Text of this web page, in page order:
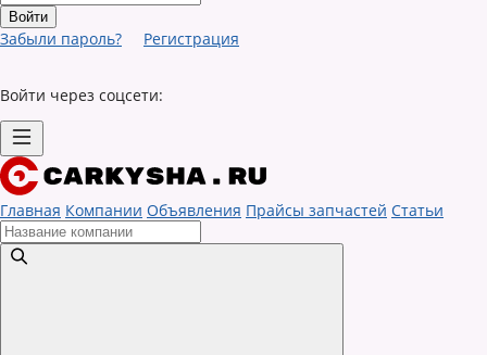
Забыли пароль? Регистрация
Войти через соцсети:
Главная Компании Объявления Прайсы запчастей Статьи